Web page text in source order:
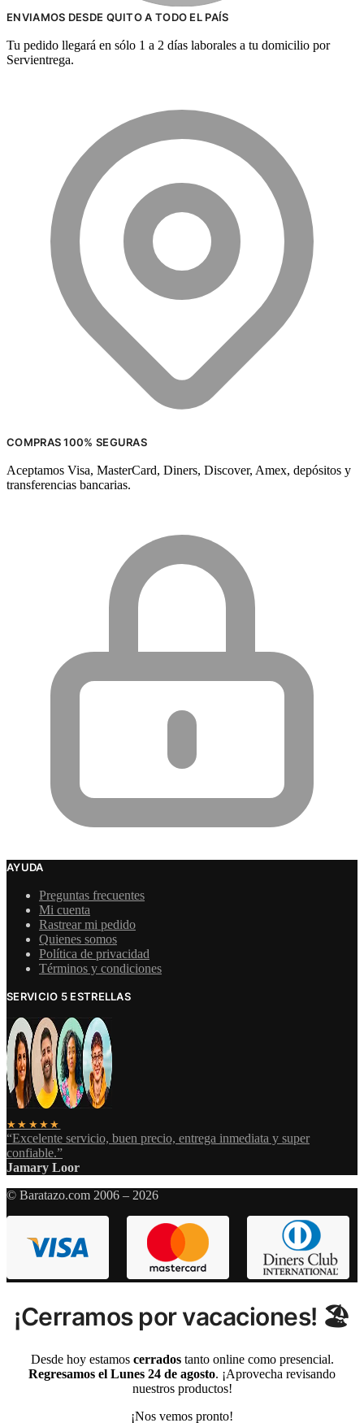
ENVIAMOS DESDE QUITO A TODO EL PAÍS
Tu pedido llegará en sólo 1 a 2 días laborales a tu domicilio por
Servientrega.
COMPRAS 100% SEGURAS
Aceptamos Visa, MasterCard, Diners, Discover, Amex, depósitos y
transferencias bancarias.
AYUDA
Preguntas frecuentes
Mi cuenta
Rastrear mi pedido
Quienes somos
Política de privacidad
Términos y condiciones
SERVICIO 5 ESTRELLAS
★★★★★
“Excelente servicio, buen precio, entrega inmediata y super
confiable.”
Jamary Loor
© Baratazo.com 2006 – 2026
¡Cerramos por vacaciones! 🏖️
Desde hoy estamos cerradostanto online como presencial.
Regresamos el Lunes 24 de agosto. ¡Aprovecha revisando
nuestros productos!
¡Nos vemos pronto!